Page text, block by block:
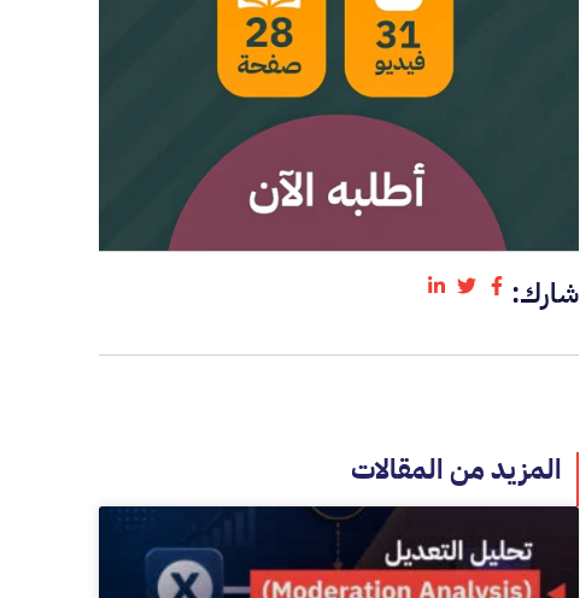
شارك:
المزيد من المقالات